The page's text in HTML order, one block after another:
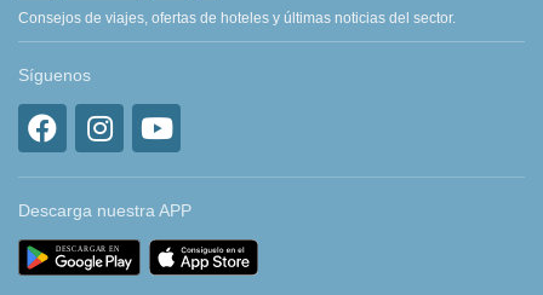
Consejos de viajes, ofertas de hoteles y últimas noticias del sector.
Síguenos
Descarga nuestra APP